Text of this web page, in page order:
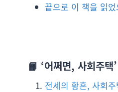
끝으로 이 책을 읽
📙 ‘어쩌면, 사회주
전세의 황혼, 사회